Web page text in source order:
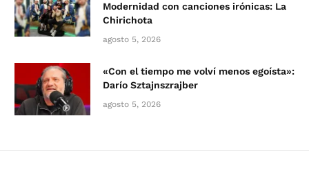
Modernidad con canciones irónicas: La
Chirichota
agosto 5, 2026
«Con el tiempo me volví menos egoísta»:
Darío Sztajnszrajber
agosto 5, 2026